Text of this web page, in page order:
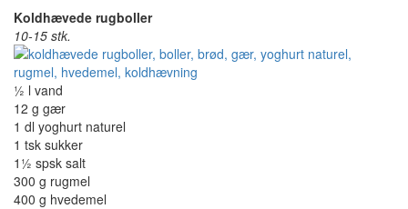
Koldhævede rugboller
10-15 stk.
½ l vand
12 g gær
1 dl yoghurt naturel
1 tsk sukker
1½ spsk salt
300 g rugmel
400 g hvedemel